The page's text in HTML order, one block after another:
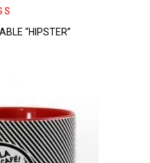
“HIPSTER”